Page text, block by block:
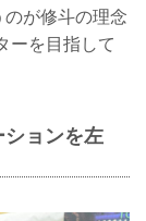
が修斗の理念
ーを目指して
ションを左